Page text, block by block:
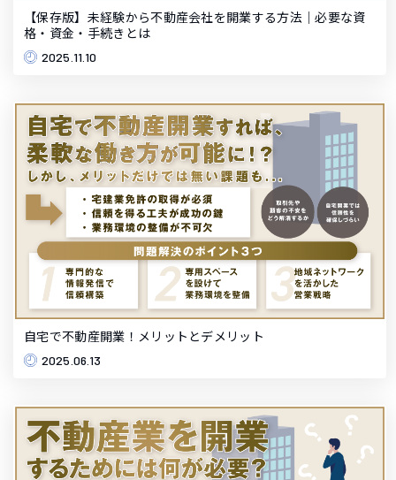
【保存版】未経験から不動産会社を開業する方法｜必要な資
格・資金・手続きとは
2025.11.10
自宅で不動産開業！メリットとデメリット
2025.06.13